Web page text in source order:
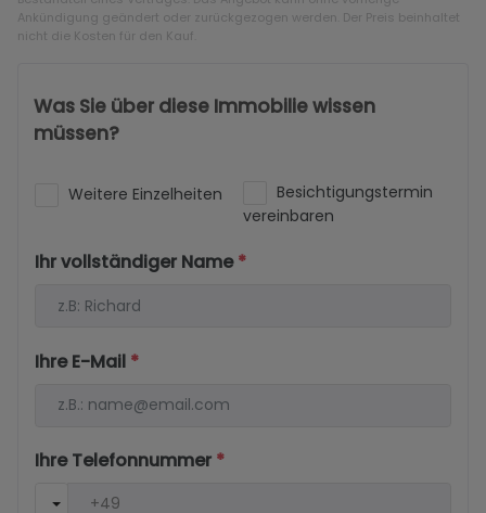
Ankündigung geändert oder zurückgezogen werden. Der Preis beinhaltet
nicht die Kosten für den Kauf.
Was Sie über diese Immobilie wissen
müssen?
Weitere Einzelheiten
Besichtigungstermin
vereinbaren
Ihr vollständiger Name*
Ihre E-Mail *
Ihre Telefonnummer *